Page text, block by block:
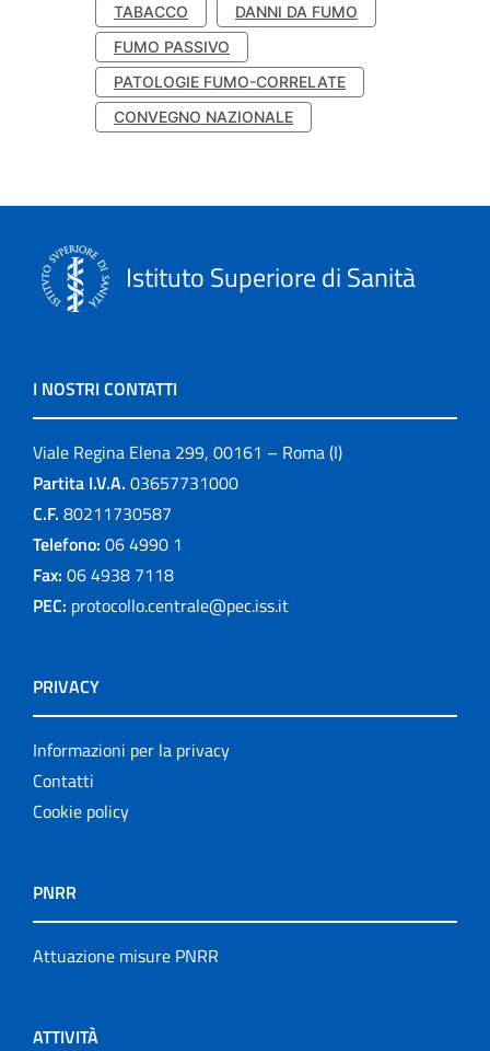
TABACCO
DANNI DA FUMO
FUMO PASSIVO
PATOLOGIE FUMO-CORRELATE
CONVEGNO NAZIONALE
Istituto Superiore di Sanità
I NOSTRI CONTATTI
Viale Regina Elena 299, 00161 – Roma (I)
Partita I.V.A. 03657731000
C.F. 80211730587
Telefono: 06 4990 1
Fax: 06 4938 7118
PEC: protocollo.centrale@pec.iss.it
PRIVACY
Informazioni per la privacy
Contatti
Cookie policy
PNRR
Attuazione misure PNRR
ATTIVITÀ